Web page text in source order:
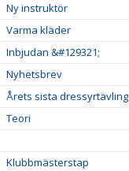
Ny instruktör
Varma kläder
Inbjudan &#129321;
Nyhetsbrev
Årets sista dressyrtävling
Teori
Klubbmästerstap